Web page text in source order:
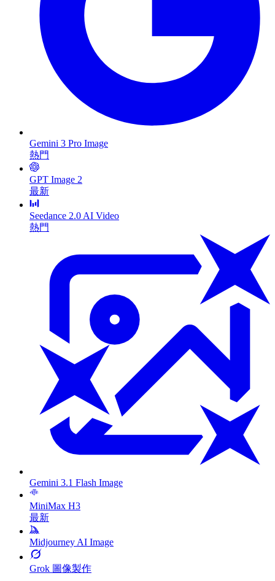
Gemini 3 Pro Image
熱門
GPT Image 2
最新
Seedance 2.0 AI Video
熱門
Gemini 3.1 Flash Image
MiniMax H3
最新
Midjourney AI Image
Grok 圖像製作